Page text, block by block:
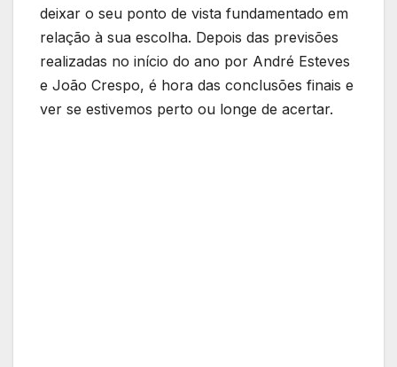
deixar o seu ponto de vista fundamentado em
relação à sua escolha. Depois das previsões
realizadas no início do ano por André Esteves
e João Crespo, é hora das conclusões finais e
ver se estivemos perto ou longe de acertar.